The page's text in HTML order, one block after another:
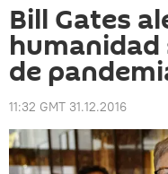
Bill Gates
humanidad
de
11:32 GMT 31.12.2016